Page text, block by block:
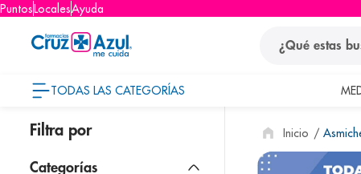
PuntosLocalesAyuda
TODAS LAS CATEGORÍAS
1. protector
pañales